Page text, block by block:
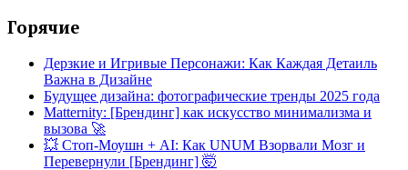
Горячие
Дерзкие и Игривые Персонажи: Как Каждая Детаиль
Важна в Дизайне
Будущее дизайна: фотографические тренды 2025 года
Matternity: [Брендинг] как искусство минимализма и
вызова 🚀
💥 Стоп-Моушн + AI: Как UNUM Взорвали Мозг и
Перевернули [Брендинг] 🤯